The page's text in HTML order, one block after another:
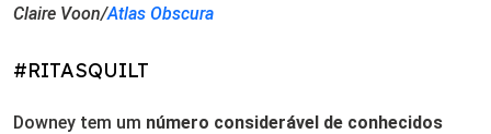
Claire Voon/Atlas Obscura
#RITASQUILT
Downey tem um número considerável de conhecidos